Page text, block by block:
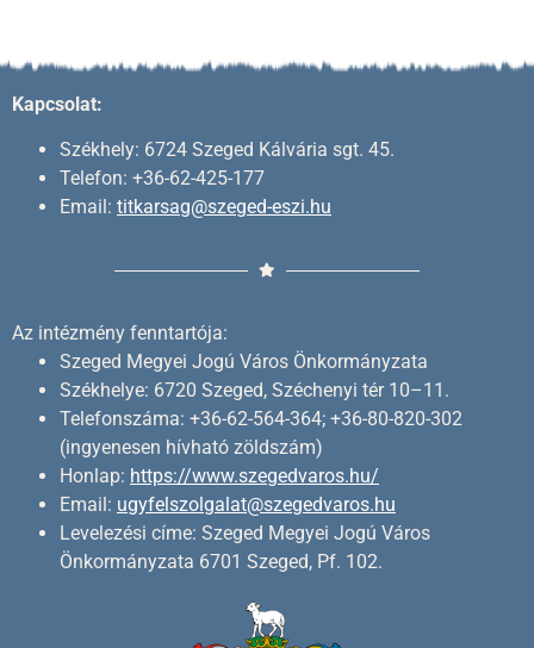
Kapcsolat:
Székhely: 6724 Szeged Kálvária sgt. 45.
Telefon: +36-62-425-177
Email: titkarsag@szeged-eszi.hu
Az intézmény fenntartója:
Szeged Megyei Jogú Város Önkormányzata
Székhelye: 6720 Szeged, Széchenyi tér 10–11.
Telefonszáma: +36-62-564-364; +36-80-820-302
(ingyenesen hívható zöldszám)
Honlap: https://www.szegedvaros.hu/
Email: ugyfelszolgalat@szegedvaros.hu
Levelezési címe: Szeged Megyei Jogú Város
Önkormányzata 6701 Szeged, Pf. 102.